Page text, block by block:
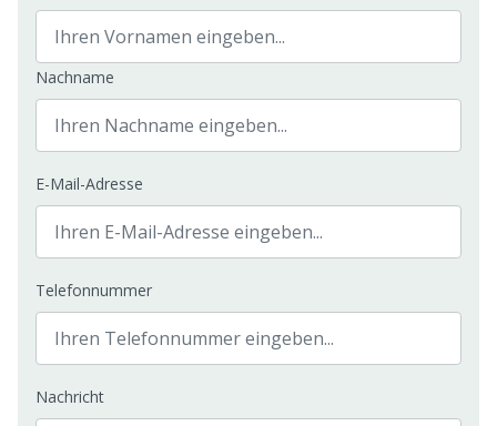
Nachname
E-Mail-Adresse
Telefonnummer
Nachricht